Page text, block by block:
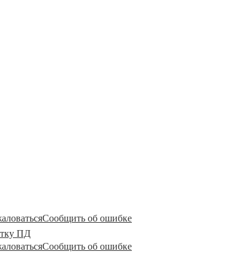
Сообщить об ошибке
ПД
Сообщить об ошибке